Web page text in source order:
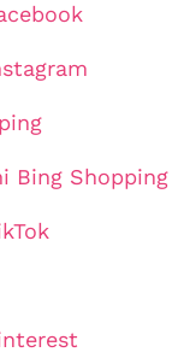
Bing Shopping